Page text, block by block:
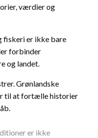
værdier og
fiskeri er ikke bare
forbinder
og landet.
Grønlandske
til at fortælle historier
er ikke